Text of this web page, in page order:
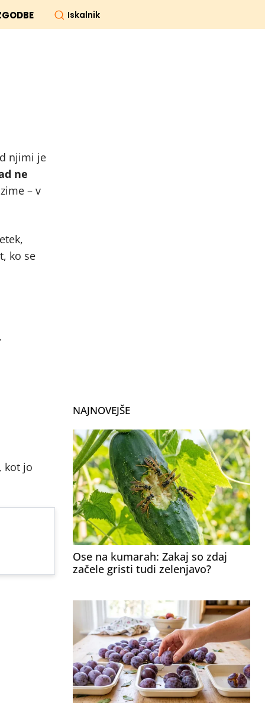
Iskalnik
njimi je
ne
– v
ko se
kot jo
NAJNOVEJŠE
Ose na kumarah: Zakaj so zdaj
začele gristi tudi zelenjavo?